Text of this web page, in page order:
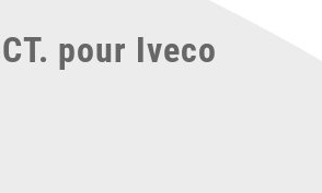
pour Iveco